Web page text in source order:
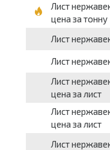
Лист
цена за тонну
Лист
Лист
Лист
цена за лист
Лист
цена за лист
Лист